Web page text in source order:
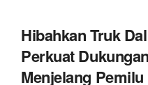
Hibahkan Truk
Perkuat
Menjelang Pemilu